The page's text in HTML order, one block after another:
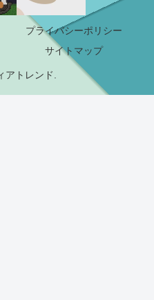
プライバシーポリシー
サイトマップ
アトレンド.